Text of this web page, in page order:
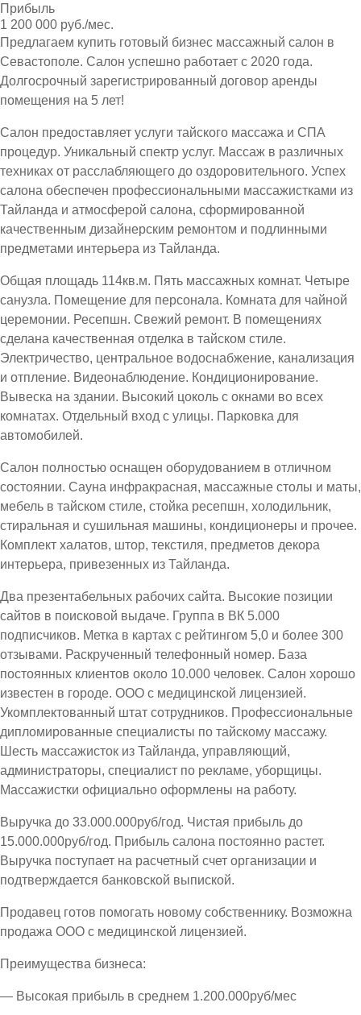
Прибыль
1 200 000 руб./мес.
Предлагаем купить готовый бизнес массажный салон в
Севастополе. Салон успешно работает с 2020 года.
Долгосрочный зарегистрированный договор аренды
помещения на 5 лет!
Салон предоставляет услуги тайского массажа и СПА
процедур. Уникальный спектр услуг. Массаж в различных
техниках от расслабляющего до оздоровительного. Успех
салона обеспечен профессиональными массажистками из
Тайланда и атмосферой салона, сформированной
качественным дизайнерским ремонтом и подлинными
предметами интерьера из Тайланда.
Общая площадь 114кв.м. Пять массажных комнат. Четыре
санузла. Помещение для персонала. Комната для чайной
церемонии. Ресепшн. Свежий ремонт. В помещениях
сделана качественная отделка в тайском стиле.
Электричество, центральное водоснабжение, канализация
и отпление. Видеонаблюдение. Кондиционирование.
Вывеска на здании. Высокий цоколь с окнами во всех
комнатах. Отдельный вход с улицы. Парковка для
автомобилей.
Салон полностью оснащен оборудованием в отличном
состоянии. Сауна инфракрасная, массажные столы и маты,
мебель в тайском стиле, стойка ресепшн, холодильник,
стиральная и сушильная машины, кондиционеры и прочее.
Комплект халатов, штор, текстиля, предметов декора
интерьера, привезенных из Тайланда.
Два презентабельных рабочих сайта. Высокие позиции
сайтов в поисковой выдаче. Группа в ВК 5.000
подписчиков. Метка в картах с рейтингом 5,0 и более 300
отзывами. Раскрученный телефонный номер. База
постоянных клиентов около 10.000 человек. Салон хорошо
известен в городе. ООО с медицинской лицензией.
Укомплектованный штат сотрудников. Профессиональные
дипломированные специалисты по тайскому массажу.
Шесть массажисток из Тайланда, управляющий,
администраторы, специалист по рекламе, уборщицы.
Массажистки официально оформлены на работу.
Выручка до 33.000.000руб/год. Чистая прибыль до
15.000.000руб/год. Прибыль салона постоянно растет.
Выручка поступает на расчетный счет организации и
подтверждается банковской выпиской.
Продавец готов помогать новому собственнику. Возможна
продажа ООО с медицинской лицензией.
Преимущества бизнеса:
— Высокая прибыль в среднем 1.200.000руб/мес